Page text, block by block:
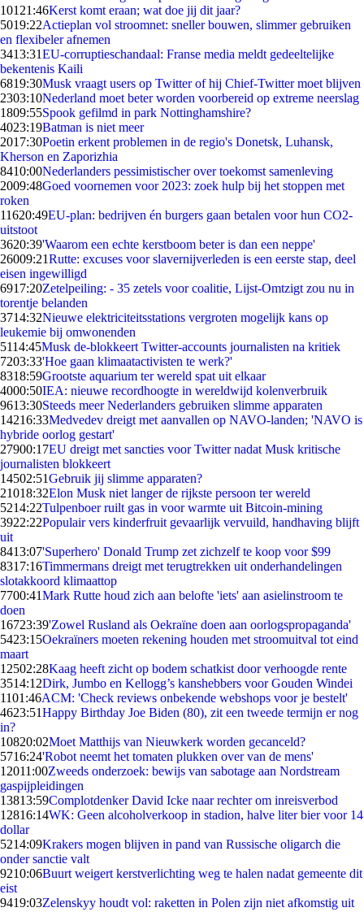
101 21:46Kerst komt eraan; wat doe jij dit jaar?
5019:22Actieplan vol stroomnet: sneller bouwen, slimmer gebruiken
en flexibeler afnemen
3413:31EU-corruptieschandaal: Franse media meldt gedeeltelijke
bekentenis Kaili
6819:30Musk vraagt users op Twitter of hij Chief-Twitter moet blijven
2303:10Nederland moet beter worden voorbereid op extreme neerslag
1809:55Spook gefilmd in park Nottinghamshire?
4023:19Batman is niet meer
2017:30Poetin erkent problemen in de regio's Donetsk, Luhansk,
Kherson en Zaporizhia
8410:00Nederlanders pessimistischer over toekomst samenleving
2009:48Goed voornemen voor 2023: zoek hulp bij het stoppen met
roken
11620:49EU-plan: bedrijven én burgers gaan betalen voor hun CO2-
uitstoot
3620:39'Waarom een echte kerstboom beter is dan een neppe'
26009:21Rutte: excuses voor slavernijverleden is een eerste stap, deel
eisen ingewilligd
6917:20Zetelpeiling: - 35 zetels voor coalitie, Lijst-Omtzigt zou nu in
torentje belanden
3714:32Nieuwe elektriciteitsstations vergroten mogelijk kans op
leukemie bij omwonenden
5114:45Musk de-blokkeert Twitter-accounts journalisten na kritiek
7203:33'Hoe gaan klimaatactivisten te werk?'
8318:59Grootste aquarium ter wereld spat uit elkaar
4000:50IEA: nieuwe recordhoogte in wereldwijd kolenverbruik
9613:30Steeds meer Nederlanders gebruiken slimme apparaten
14216:33Medvedev dreigt met aanvallen op NAVO-landen; 'NAVO is
hybride oorlog gestart'
27900:17EU dreigt met sancties voor Twitter nadat Musk kritische
journalisten blokkeert
14502:51Gebruik jij slimme apparaten?
21018:32Elon Musk niet langer de rijkste persoon ter wereld
5214:22Tulpenboer ruilt gas in voor warmte uit Bitcoin-mining
3922:22Populair vers kinderfruit gevaarlijk vervuild, handhaving blijft
uit
8413:07'Superhero' Donald Trump zet zichzelf te koop voor $99
8317:16Timmermans dreigt met terugtrekken uit onderhandelingen
slotakkoord klimaattop
7700:41Mark Rutte houd zich aan belofte 'iets' aan asielinstroom te
doen
16723:39'Zowel Rusland als Oekraïne doen aan oorlogspropaganda'
5423:15Oekraïners moeten rekening houden met stroomuitval tot eind
maart
12502:28Kaag heeft zicht op bodem schatkist door verhoogde rente
3514:12Dirk, Jumbo en Kellogg’s kanshebbers voor Gouden Windei
1101:46ACM: 'Check reviews onbekende webshops voor je bestelt'
4623:51Happy Birthday Joe Biden (80), zit een tweede termijn er nog
in?
10820:02Moet Matthijs van Nieuwkerk worden gecanceld?
5716:24'Robot neemt het tomaten plukken over van de mens'
12011:00Zweeds onderzoek: bewijs van sabotage aan Nordstream
gaspijpleidingen
13813:59Complotdenker David Icke naar rechter om inreisverbod
12816:14WK: Geen alcoholverkoop in stadion, halve liter bier voor 14
dollar
5214:09Krakers mogen blijven in pand van Russische oligarch die
onder sanctie valt
9210:06Buurt weigert kerstverlichting weg te halen nadat gemeente dit
eist
9419:03Zelenskyy houdt vol: raketten in Polen zijn niet afkomstig uit